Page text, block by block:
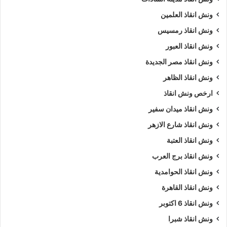
ارخص ونش أنقاذ، اسرع ونش أنقاذ، افضل ونش انقاذ، اقرب ونش انقاذ، انقاذ
السيارات، اوناش انقاذ السيارات، تليفون ونش أنقاذ، تليفون ونش أنقاذ
سيارات، رقم ونش أنقاذ، رقم ونش أنقاذ سيارات، ريكفري، ونش، ونش أنقاذ
سيارات، ونش إنقاذ، ونش انقاذ طريق، ونش سيارات، ونش عربيات، ونش نقل
ونش انقاذ العلمين
ونش انقاذ رمسيس
ونش انقاذ العبور
ونش انقاذ مصر الجديدة
ونش انقاذ الظاهر
ارخص ونش انقاذ
ونش انقاذ ميدان سفير
ونش انقاذ شارع الازهر
ونش انقاذ العتبة
ونش انقاذ برج العرب
ونش انقاذ الحوامدية
ونش انقاذ القاهرة
ونش انقاذ 6 اكتوبر
ونش انقاذ شبرا